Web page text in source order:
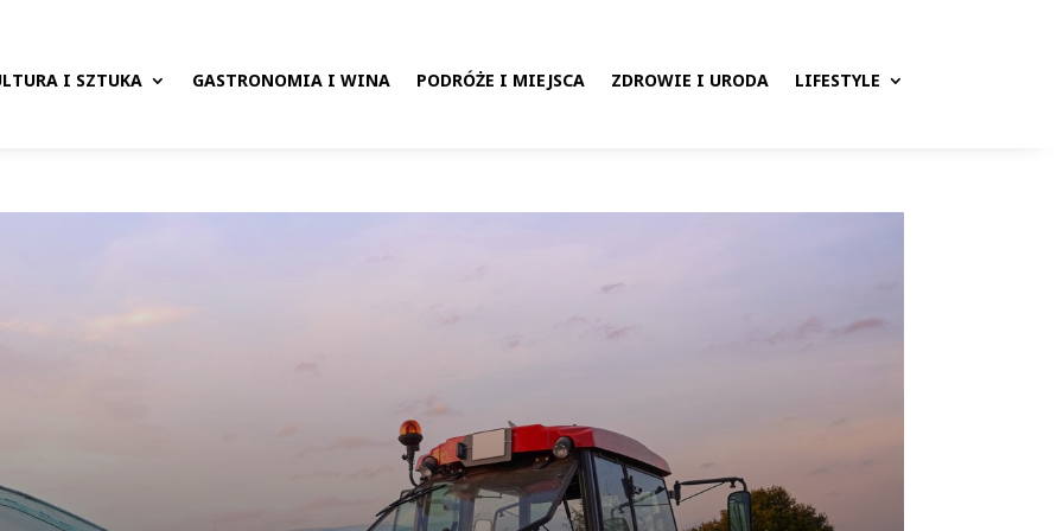
I SZTUKA GASTRONOMIA I WINA PODRÓŻE I MIEJSCA ZDROWIE I URODA LIFESTYLE